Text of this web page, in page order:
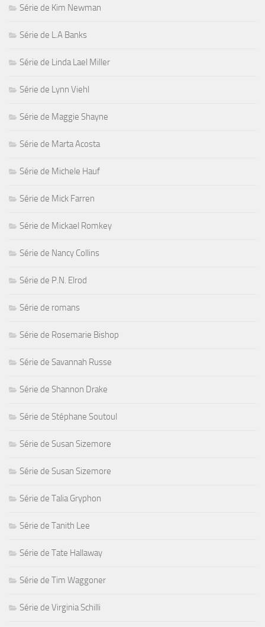
Série de Kim Newman
Série de L.A Banks
Série de Linda Lael Miller
Série de Lynn Viehl
Série de Maggie Shayne
Série de Marta Acosta
Série de Michele Hauf
Série de Mick Farren
Série de Mickael Romkey
Série de Nancy Collins
Série de P.N. Elrod
Série de romans
Série de Rosemarie Bishop
Série de Savannah Russe
Série de Shannon Drake
Série de Stéphane Soutoul
Série de Susan Sizemore
Série de Susan Sizemore
Série de Talia Gryphon
Série de Tanith Lee
Série de Tate Hallaway
Série de Tim Waggoner
Série de Virginia Schilli